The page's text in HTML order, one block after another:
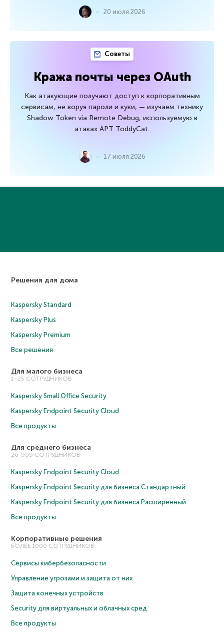
20 июля 2026
Советы
Кража почты через OAuth
Как атакующие получают доступ к корпоративным
сервисам, не воруя пароли и куки, — изучаем технику
Shadow Token via Remote Debug, используемую в
атаках APT ToddyCat.
17 июля 2026
Решения для дома
Kaspersky Standard
Kaspersky Plus
Kaspersky Premium
Все решения
Для малого бизнеса
1–25 СОТРУДНИКОВ
Kaspersky Small Office Security
Kaspersky Endpoint Security Cloud
Все продукты
Для среднего бизнеса
26-999 СОТРУДНИКОВ
Kaspersky Endpoint Security Cloud
Kaspersky Endpoint Security для бизнеса Cтандартный
Kaspersky Endpoint Security для бизнеса Расширенный
Все продукты
Корпоративные решения
БОЛЕЕ 1000 СОТРУДНИКОВ
Сервисы кибербезопасности
Управление угрозами и защита от них
Защита конечных устройств
Security для виртуальных и облачных сред
Все продукты